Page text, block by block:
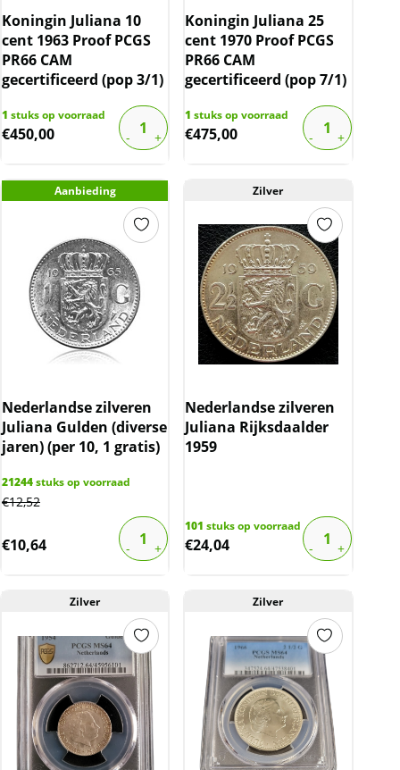
Koningin Juliana 10
cent 1963 Proof PCGS
PR66 CAM
gecertificeerd (pop 3/1)
1 stuks op voorraad
€450,00
Koningin Juliana 25
cent 1970 Proof PCGS
PR66 CAM
gecertificeerd (pop 7/1)
1 stuks op voorraad
€475,00
Aanbieding
Nederlandse zilveren
Juliana Gulden (diverse
jaren) (per 10, 1 gratis)
21244stuks op voorraad
€12,52
€10,64
Zilver
Nederlandse zilveren
Juliana Rijksdaalder
1959
101 stuks op voorraad
€24,04
Zilver Zilver